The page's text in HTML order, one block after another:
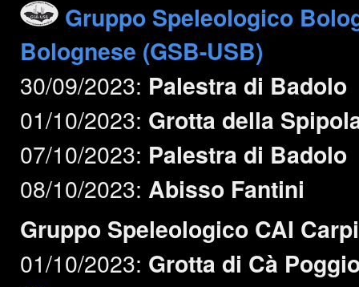
Gruppo Speleologico
Bolognese (GSB-USB)
30/09/2023: Palestra di Badolo
01/10/2023: Grotta della
07/10/2023: Palestra di Badolo
08/10/2023: Abisso Fantini
Gruppo Speleologico CAI Carpi
01/10/2023: Grotta di Cà